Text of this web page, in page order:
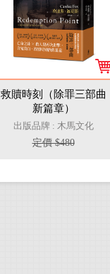
救贖時刻（除罪三部曲
新篇章）
出版品牌 : 木馬文化
定價 $480